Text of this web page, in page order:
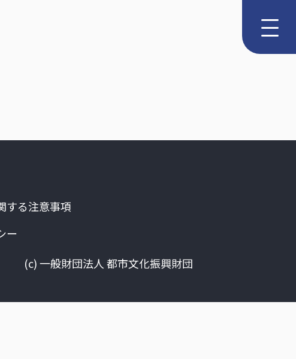
する注意事項
ー
(c) 一般財団法人 都市文化振興財団